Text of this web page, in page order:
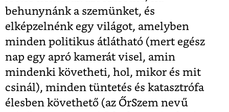
behunynánk a szemünket, és
elképzelnénk egy világot, amelyben
minden politikus átlátható (mert egész
nap egy apró kamerát visel, amin
mindenki követheti, hol, mikor és mit
csinál), minden tüntetés és katasztrófa
élesben követhető (az ŐrSzem nevű